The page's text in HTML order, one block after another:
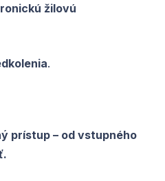
žilovú
.
prístup – od vstupného